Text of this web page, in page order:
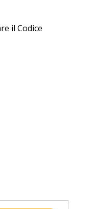
il Codice